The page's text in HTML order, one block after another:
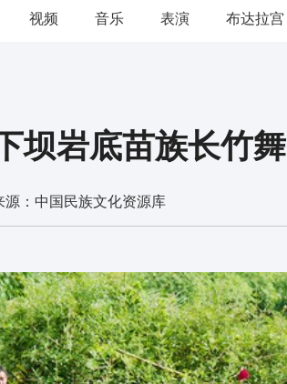
视频 音乐 表演 布达拉宫
坝岩底苗族长竹舞
源：中国民族文化资源库